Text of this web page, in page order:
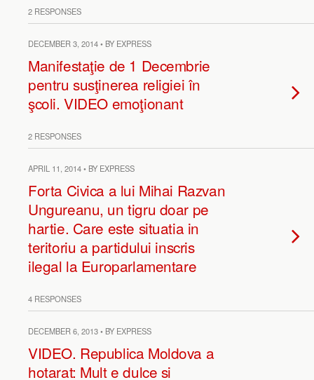
2 RESPONSES
DECEMBER 3, 2014 • BY EXPRESS
Manifestaţie de 1 Decembrie
pentru susţinerea religiei în
şcoli. VIDEO emoţionant
2 RESPONSES
APRIL 11, 2014 • BY EXPRESS
Forta Civica a lui Mihai Razvan
Ungureanu, un tigru doar pe
hartie. Care este situatia in
teritoriu a partidului inscris
ilegal la Europarlamentare
4 RESPONSES
DECEMBER 6, 2013 • BY EXPRESS
VIDEO. Republica Moldova a
hotarat: Mult e dulce si